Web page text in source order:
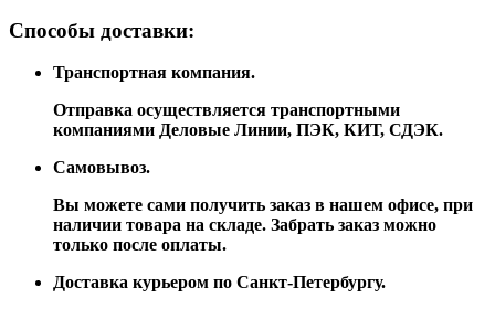
Способы доставки:
Транспортная компания.
Отправка осуществляется транспортными
компаниями Деловые Линии, ПЭК, КИТ, СДЭК.
Самовывоз.
Вы можете сами получить заказ в нашем офисе, при
наличии товара на складе. Забрать заказ можно
только после оплаты.
Доставка курьером по Санкт-Петербургу.